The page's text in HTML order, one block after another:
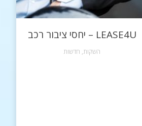
LEASE4U – יחסי ציבור רכב
השקות, חדשות